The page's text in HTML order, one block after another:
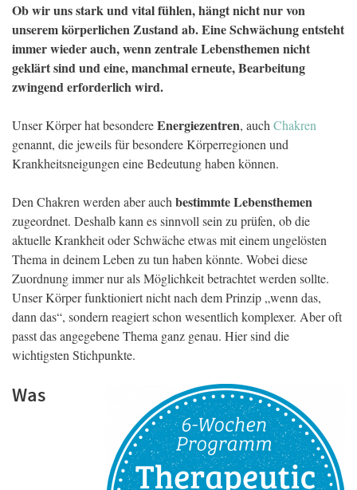
Ob wir uns stark und vital fühlen, hängt nicht nur von
unserem körperlichen Zustand ab. Eine Schwächung entsteht
immer wieder auch, wenn zentrale Lebensthemen nicht
geklärt sind und eine, manchmal erneute, Bearbeitung
zwingend erforderlich wird.
Unser Körper hat besondereEnergiezentren, auch Chakren
genannt, die jeweils für besondere Körperregionen und
Krankheitsneigungen eine Bedeutung haben können.
Den Chakren werden aber auch bestimmte Lebensthemen
zugeordnet. Deshalb kann es sinnvoll sein zu prüfen, ob die
aktuelle Krankheit oder Schwäche etwas mit einem ungelösten
Thema in deinem Leben zu tun haben könnte. Wobei diese
Zuordnung immer nur als Möglichkeit betrachtet werden sollte.
Unser Körper funktioniert nicht nach dem Prinzip „wenn das,
dann das“, sondern reagiert schon wesentlich komplexer. Aber oft
passt das angegebene Thema ganz genau. Hier sind die
wichtigsten Stichpunkte.
Was